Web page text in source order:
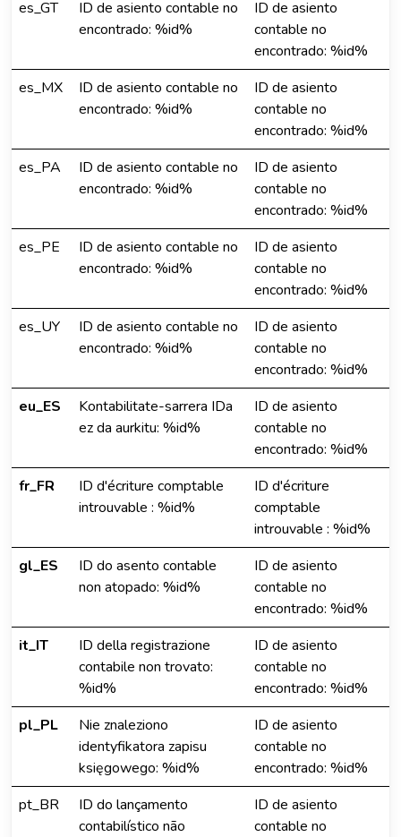
es_GT
ID de asiento contable no
encontrado: %id%
ID de asiento
contable no
encontrado: %id%
es_MX
ID de asiento contable no
encontrado: %id%
ID de asiento
contable no
encontrado: %id%
es_PA
ID de asiento contable no
encontrado: %id%
ID de asiento
contable no
encontrado: %id%
es_PE
ID de asiento contable no
encontrado: %id%
ID de asiento
contable no
encontrado: %id%
es_UY
ID de asiento contable no
encontrado: %id%
ID de asiento
contable no
encontrado: %id%
eu_ES
Kontabilitate-sarrera IDa
ez da aurkitu: %id%
ID de asiento
contable no
encontrado: %id%
fr_FR
ID d'écriture comptable
introuvable : %id%
ID d'écriture
comptable
introuvable : %id%
gl_ES
ID do asento contable
non atopado: %id%
ID de asiento
contable no
encontrado: %id%
it_IT
ID della registrazione
contabile non trovato:
%id%
ID de asiento
contable no
encontrado: %id%
pl_PL
Nie znaleziono
identyfikatora zapisu
księgowego: %id%
ID de asiento
contable no
encontrado: %id%
pt_BR
ID do lançamento
contabilístico não
ID de asiento
contable no